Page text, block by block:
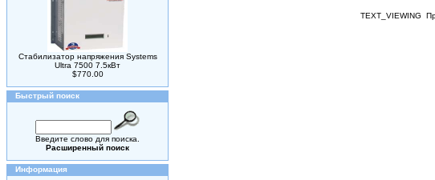
Стабилизатор напряжения Systems
Ultra 7500 7.5кВт
$770.00
Быстрый поиск
Введите слово для поиска.
Расширенный поиск
Информация
TEXT_VIEWING